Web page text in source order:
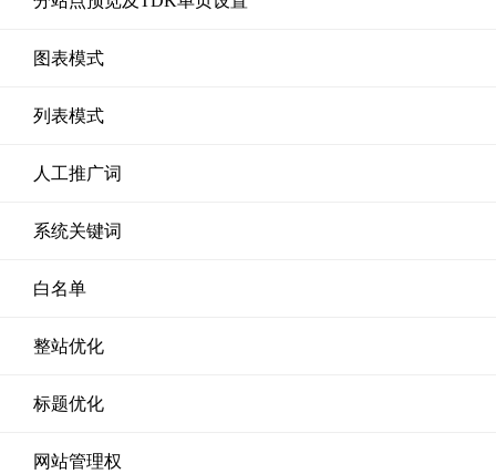
图表模式
列表模式
人工推广词
系统关键词
白名单
整站优化
标题优化
网站管理权